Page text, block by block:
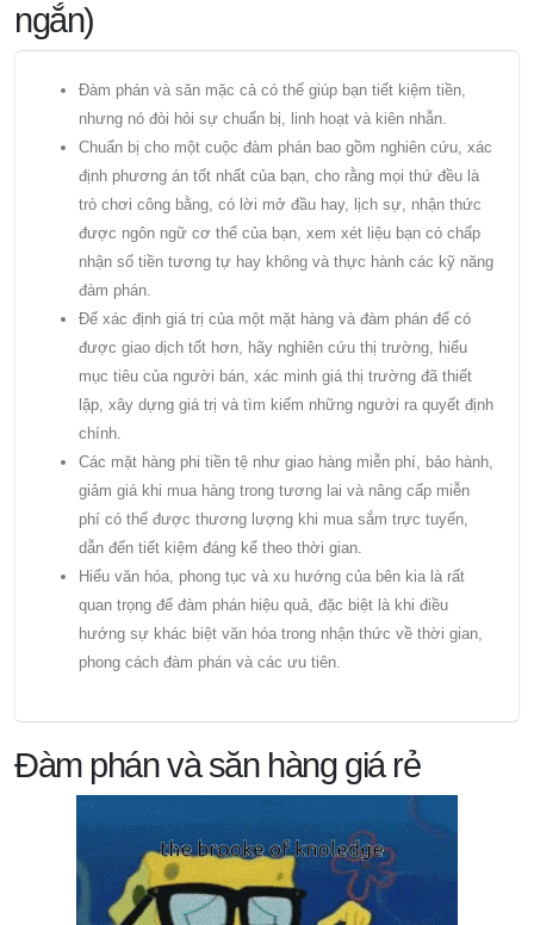
ngắn)
Đàm phán và săn mặc cả có thể giúp bạn tiết kiệm tiền,
nhưng nó đòi hỏi sự chuẩn bị, linh hoạt và kiên nhẫn.
Chuẩn bị cho một cuộc đàm phán bao gồm nghiên cứu, xác
định phương án tốt nhất của bạn, cho rằng mọi thứ đều là
trò chơi công bằng, có lời mở đầu hay, lịch sự, nhận thức
được ngôn ngữ cơ thể của bạn, xem xét liệu bạn có chấp
nhận số tiền tương tự hay không và thực hành các kỹ năng
đàm phán.
Để xác định giá trị của một mặt hàng và đàm phán để có
được giao dịch tốt hơn, hãy nghiên cứu thị trường, hiểu
mục tiêu của người bán, xác minh giá thị trường đã thiết
lập, xây dựng giá trị và tìm kiếm những người ra quyết định
chính.
Các mặt hàng phi tiền tệ như giao hàng miễn phí, bảo hành,
giảm giá khi mua hàng trong tương lai và nâng cấp miễn
phí có thể được thương lượng khi mua sắm trực tuyến,
dẫn đến tiết kiệm đáng kể theo thời gian.
Hiểu văn hóa, phong tục và xu hướng của bên kia là rất
quan trọng để đàm phán hiệu quả, đặc biệt là khi điều
hướng sự khác biệt văn hóa trong nhận thức về thời gian,
phong cách đàm phán và các ưu tiên.
Đàm phán và săn hàng giá rẻ